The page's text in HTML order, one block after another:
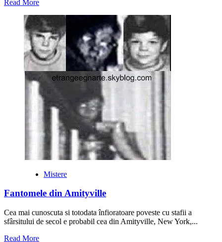
Read More
about
Sfinxul
egiptean,
poarta
spre
o
altă
lume
Mistere
Fantomele din Amityville
Cea mai cunoscuta si totodata înfioratoare poveste cu stafii a
sfârsitului de secol e probabil cea din Amityville, New York,...
Read MoreRead